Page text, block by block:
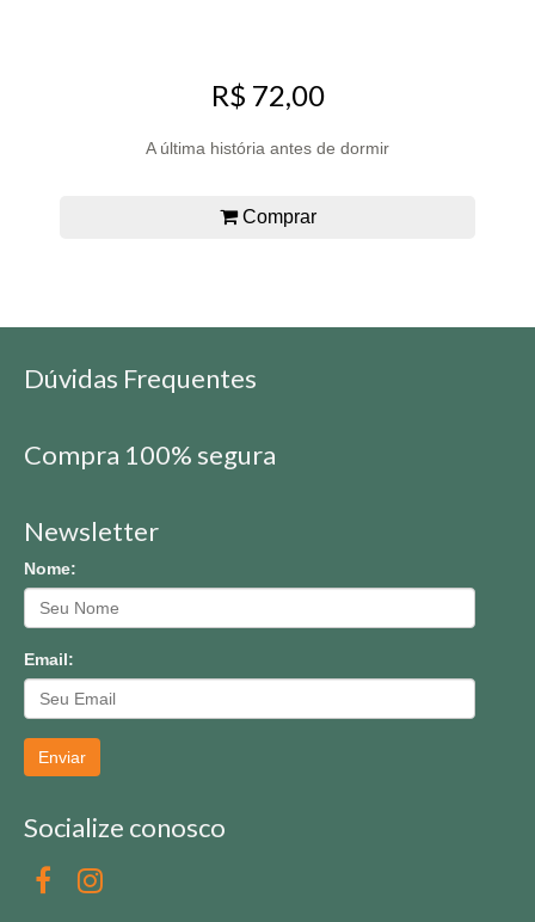
R$ 72,00
A última história antes de dormir
Comprar
Dúvidas Frequentes
Compra 100% segura
Newsletter
Nome:
Email:
Enviar
Socialize conosco